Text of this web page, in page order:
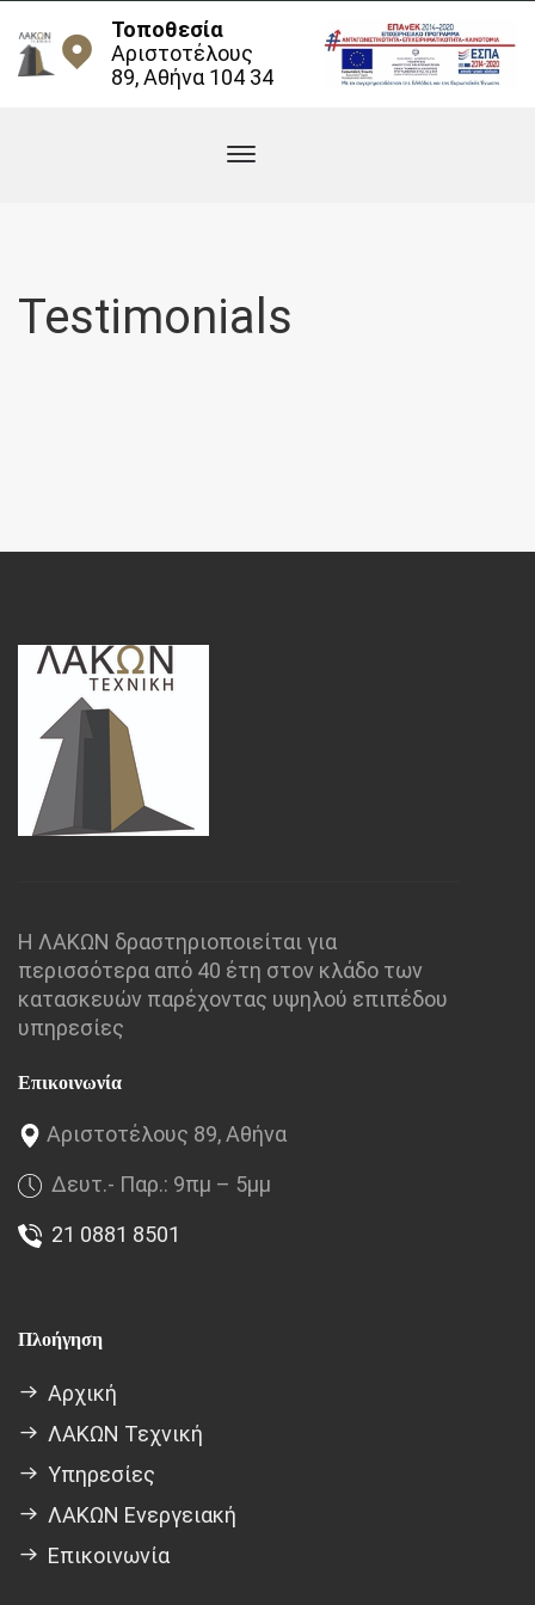
Τοποθεσία
Αριστοτέλους
89, Αθήνα 104 34
Testimonials
Η ΛΑΚΩΝ δραστηριοποιείται για
περισσότερα από 40 έτη στον κλάδο των
κατασκευών παρέχοντας υψηλού επιπέδου
υπηρεσίες
Επικοινωνία
Αριστοτέλους 89, Αθήνα
Δευτ.- Παρ.: 9πμ – 5μμ
21 0881 8501
Πλοήγηση
Αρχική
ΛΑΚΩΝ Τεχνική
Υπηρεσίες
ΛΑΚΩΝ Ενεργειακή
Επικοινωνία